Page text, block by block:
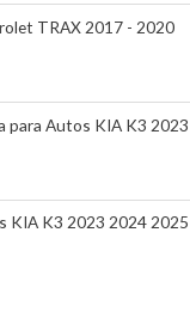
TRAX 2017 - 2020
para Autos KIA K3 2023
KIA K3 2023 2024 2025